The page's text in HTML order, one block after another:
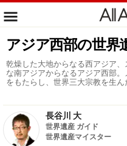
アジア西部の世界
乾燥した大地からなる西アジア
な南アジアからなるアジア西部
をもたらし、世界三大宗教を生ん
長谷川 大
世界遺産 ガイド
世界遺産マイスター